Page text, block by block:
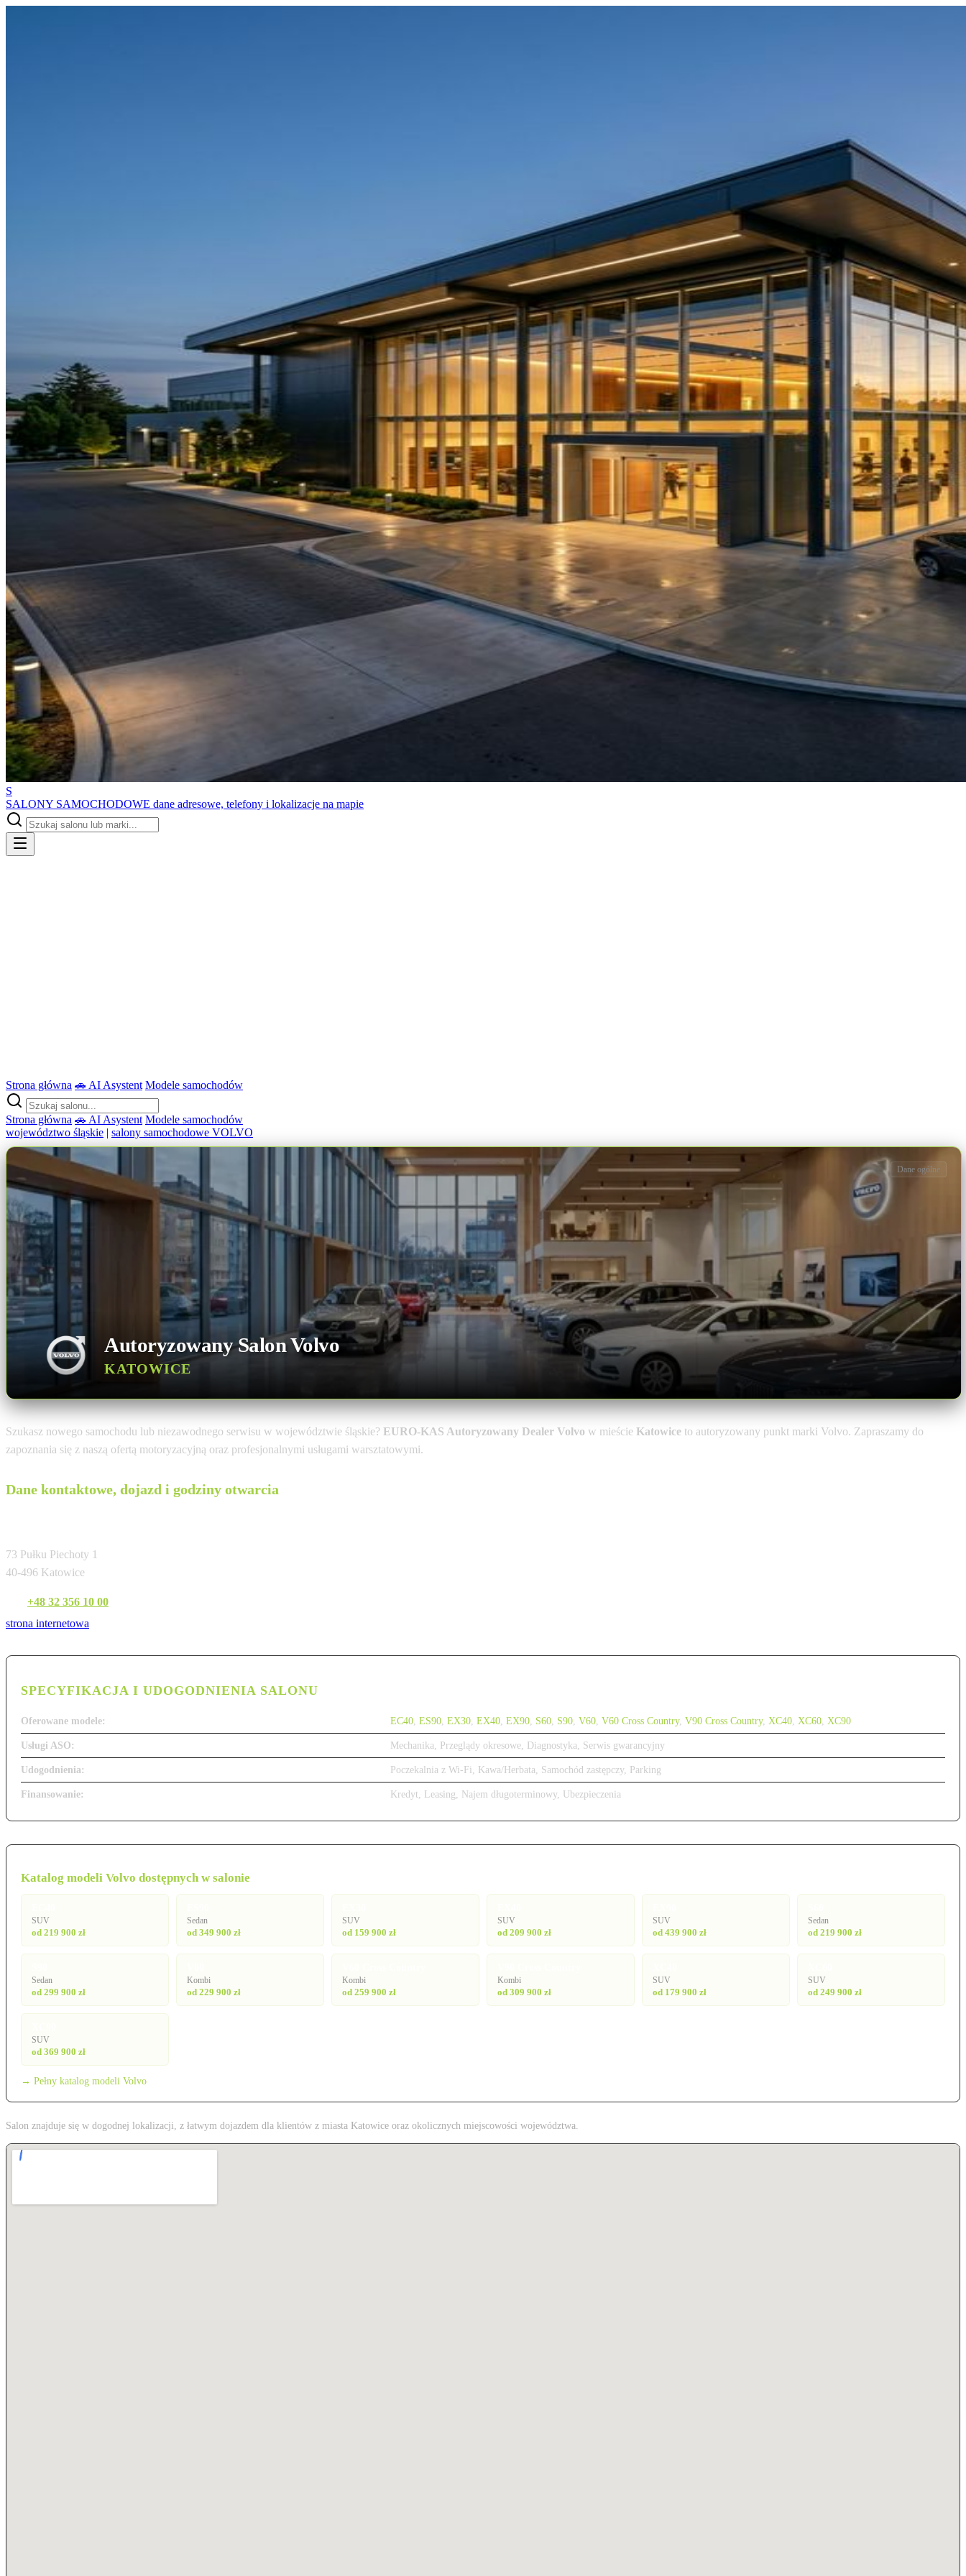
S
SALONY SAMOCHODOWE dane adresowe, telefony i lokalizacje na mapie
Strona główna 🚗 AI Asystent Modele samochodów
Strona główna 🚗 AI Asystent Modele samochodów
województwo śląskie | salony samochodowe VOLVO
Autoryzowany Salon Volvo
KATOWICE
Dane ogólne
Szukasz nowego samochodu lub niezawodnego serwisu w województwie śląskie? EURO-KAS Autoryzowany Dealer Volvo w mieście Katowice to autoryzowany punkt marki Volvo. Zapraszamy do
zapoznania się z naszą ofertą motoryzacyjną oraz profesjonalnymi usługami warsztatowymi.
Dane kontaktowe, dojazd i godziny otwarcia
73 Pułku Piechoty 1
40-496 Katowice
+48 32 356 10 00
strona internetowa
SPECYFIKACJA I UDOGODNIENIA SALONU
Oferowane modele: EC40 ES90 EX30 EX40 EX90 S60 S90 V60 V60 Cross Country, V90 Cross Country, XC40 XC60 XC90
Usługi ASO: Mechanika, Przeglądy okresowe, Diagnostyka, Serwis gwarancyjny
Udogodnienia: Poczekalnia z Wi-Fi, Kawa/Herbata, Samochód zastępczy, Parking
Finansowanie: Kredyt, Leasing, Najem długoterminowy, Ubezpieczenia
Katalog modeli Volvo dostępnych w salonie
SUV
od 219 900 zł
Sedan
od 349 900 zł
SUV
od 159 900 zł
SUV
od 209 900 zł
SUV
od 439 900 zł
Sedan
od 219 900 zł
Sedan
od 299 900 zł
Kombi
od 229 900 zł
Kombi
od 259 900 zł
Kombi
od 309 900 zł
SUV
od 179 900 zł
SUV
od 249 900 zł
SUV
od 369 900 zł
→ Pełny katalog modeli Volvo
Salon znajduje się w dogodnej lokalizacji, z łatwym dojazdem dla klientów z miasta Katowice oraz okolicznych miejscowości województwa.